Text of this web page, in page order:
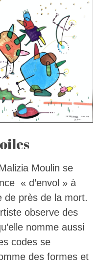
Moulin se
« d’envol » à
de près de la mort.
observe des
nomme aussi
codes se
des formes et